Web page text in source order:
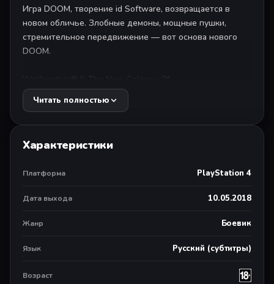
Игра DOOM, творение id Software, возвращается в
новом обличье. Злобные демоны, мощные пушки,
стремительное передвижение — вот основа нового
DOOM.
Эта версия (Product ID CUSA07378) включает
английский, польский и русский.
Wolfenstein®: The New Order™. В захваченной
сопротивления, сразитесь с нацистами, соберете
способностями.
Читать полностью
Характеристики
Платформа PlayStation 4
Дата выхода 10.05.2018
Жанр Боевик
Язык Русский (субтитры)
Возраст